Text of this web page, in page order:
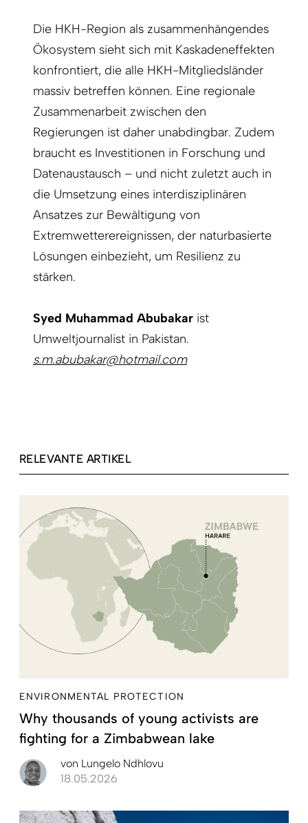
Die HKH-Region als zusammenhängendes
Ökosystem sieht sich mit Kaskadeneffekten
konfrontiert, die alle HKH-Mitgliedsländer
massiv betreffen können. Eine regionale
Zusammenarbeit zwischen den
Regierungen ist daher unabdingbar. Zudem
braucht es Investitionen in Forschung und
Datenaustausch – und nicht zuletzt auch in
die Umsetzung eines interdisziplinären
Ansatzes zur Bewältigung von
Extremwetterereignissen, der naturbasierte
Lösungen einbezieht, um Resilienz zu
stärken.
Syed Muhammad Abubakar ist
Umweltjournalist in Pakistan.
s.m.abubakar@hotmail.com
RELEVANTE ARTIKEL
ENVIRONMENTAL PROTECTION
Why thousands of young activists are
fighting for a Zimbabwean lake
von Lungelo Ndhlovu
18.05.2026